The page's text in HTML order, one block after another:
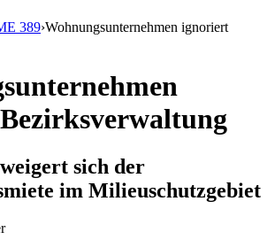
389›Wohnungsunternehmen ignoriert
sich der
im Milieuschutzgebiet